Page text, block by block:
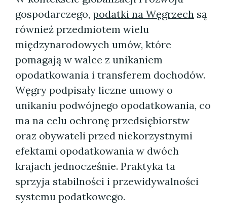
gospodarczego, podatki na Węgrzech są
również przedmiotem wielu
międzynarodowych umów, które
pomagają w walce z unikaniem
opodatkowania i transferem dochodów.
Węgry podpisały liczne umowy o
unikaniu podwójnego opodatkowania, co
ma na celu ochronę przedsiębiorstw
oraz obywateli przed niekorzystnymi
efektami opodatkowania w dwóch
krajach jednocześnie. Praktyka ta
sprzyja stabilności i przewidywalności
systemu podatkowego.